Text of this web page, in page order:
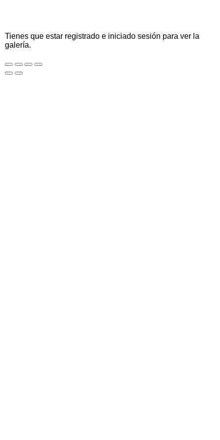
Tienes que estar registrado e iniciado sesión para ver la
galería.